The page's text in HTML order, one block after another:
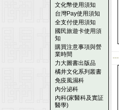
文化幣使用須知
台灣Pay使用須知
全支付使用須知
國民旅遊卡使用須
知
購買注意事項與營
業時間
力大圖書出版品
橘井文化系列叢書
免疫風濕科
內分泌科
內科(家醫科及實証
醫學)